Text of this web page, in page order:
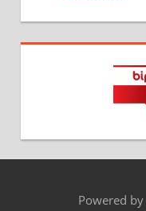
Powered by